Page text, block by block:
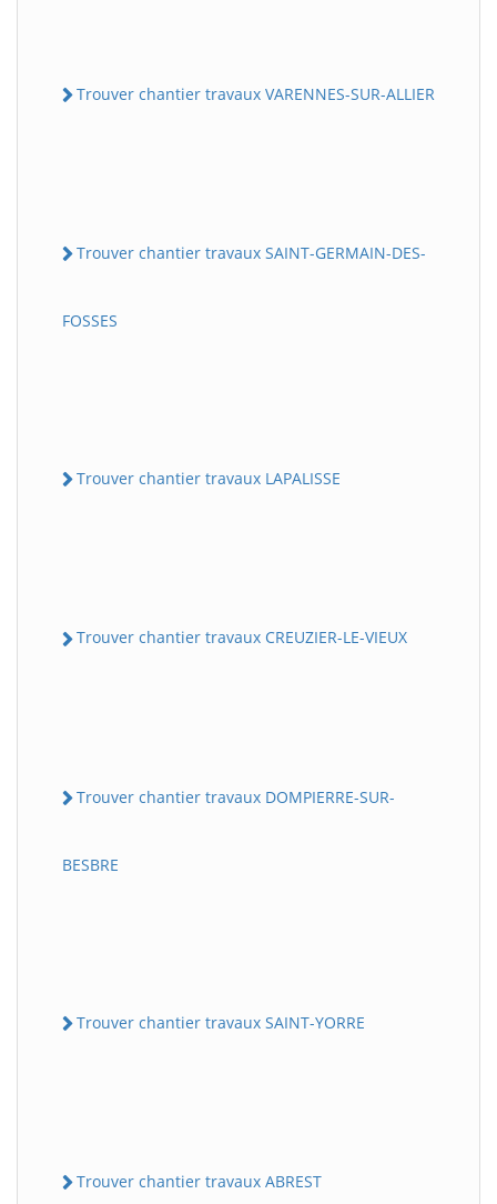
Trouver chantier travaux VARENNES-SUR-ALLIER
Trouver chantier travaux SAINT-GERMAIN-DES-
FOSSES
Trouver chantier travaux LAPALISSE
Trouver chantier travaux CREUZIER-LE-VIEUX
Trouver chantier travaux DOMPIERRE-SUR-
BESBRE
Trouver chantier travaux SAINT-YORRE
Trouver chantier travaux ABREST